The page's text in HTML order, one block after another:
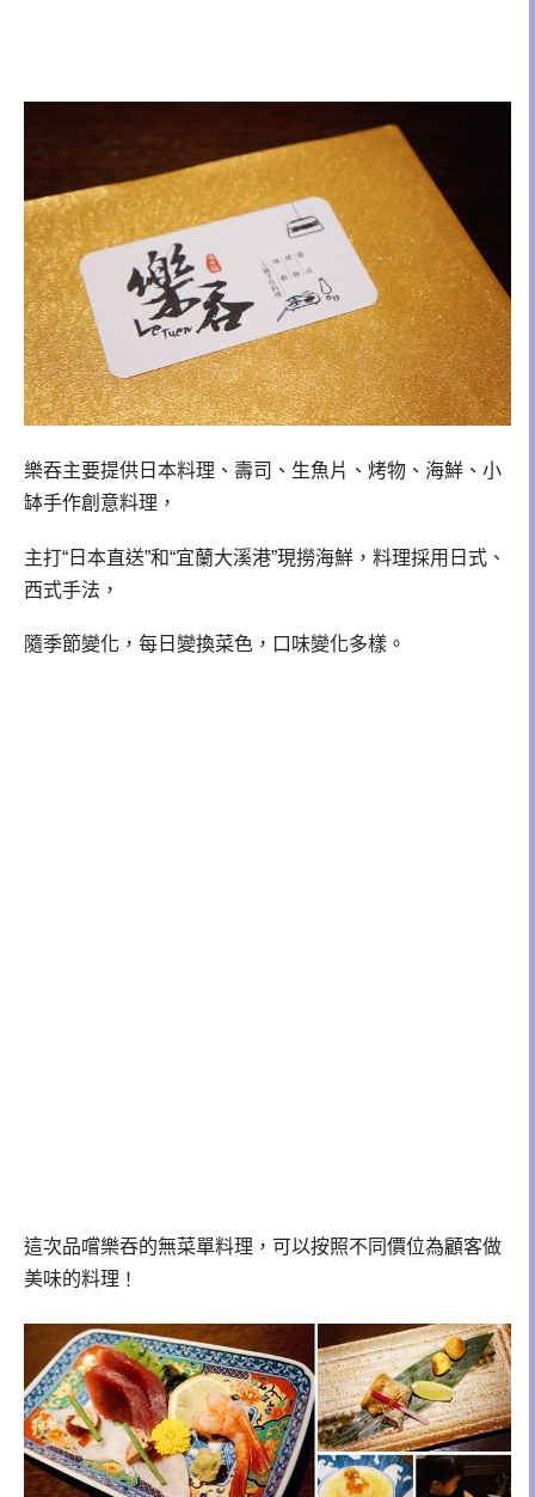
樂吞主要提供日本料理、壽司、生魚片、烤物、海鮮、小
缽手作創意料理，
主打“日本直送”和“宜蘭大溪港”現撈海鮮，料理採用日式、
西式手法，
隨季節變化，每日變換菜色，口味變化多樣。
這次品嚐樂吞的無菜單料理，可以按照不同價位為顧客做
美味的料理 ！